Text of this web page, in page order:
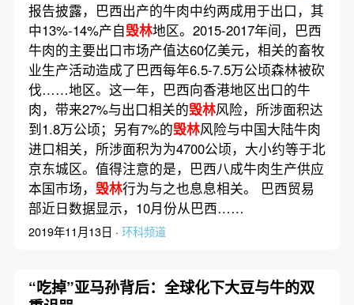
报告披露，巴西出产的牛肉中约两成用于出口，其
中13%-14%产自毁林地区。2015-2017年间，巴西
牛肉的主要出口市场产值达60亿美元，相关的畜牧
业生产活动造成了巴西每年6.5-7.5万公顷森林被砍
伐……地区。这一年，巴西向香港地区出口的牛
肉，带来27%与出口相关的毁林风险，所涉面积达
到1.8万公顷；另有7%的毁林风险与中国大陆牛肉
进口相关，所涉面积为为4700公顷，大小约等于北
京东城区。值得注意的是，巴西八成牛肉生产供应
本国市场， 毁林行为与之也息息相关。 巴西贸易
部近日数据显示，10月份从巴西……
2019年11月13日 · 环科频道
“吃掉”亚马孙背后：全球化下大豆与牛的双